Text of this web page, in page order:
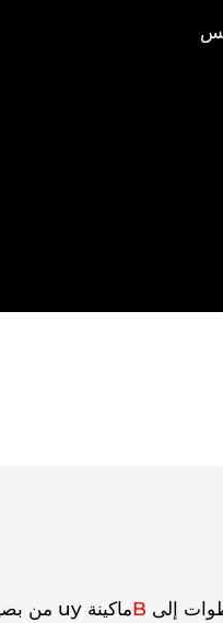
إلى Bماكينة uy من بصير؟